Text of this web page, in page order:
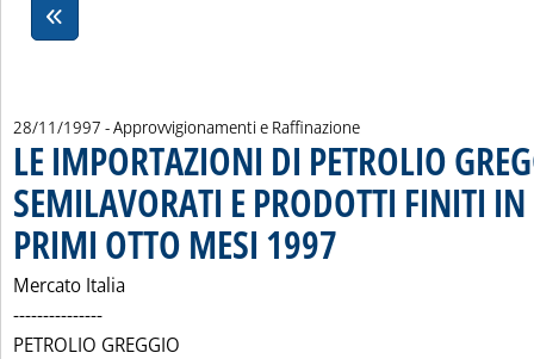
28/11/1997 - Approvvigionamenti e Raffinazione
LE IMPORTAZIONI DI PETROLIO
SEMILAVORATI E PRODOTTI FINITI
PRIMI OTTO MESI 1997
Mercato Italia
---------------
PETROLIO GREGGIO